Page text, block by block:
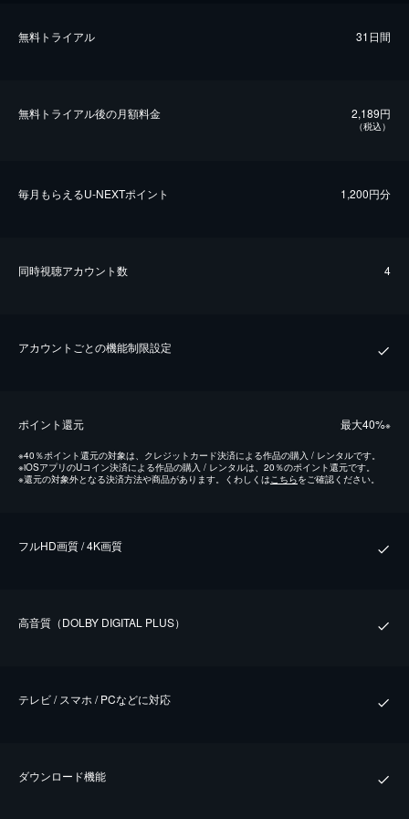
無料トライアル 31日間
無料トライアル後の⽉額料金 2,189円
（税込）
毎⽉もらえるU-NEXTポイント 1,200円分
同時視聴アカウント数 4
アカウントごとの機能制限設定
ポイント還元 最⼤40%※
※40％ポイント還元の対象は、クレジットカード決済による作品の購入 / レンタルです。
※iOSアプリのUコイン決済による作品の購入 / レンタルは、20％のポイント還元です。
※還元の対象外となる決済方法や商品があります。くわしくは こちらをご確認ください。
フルHD画質 / 4K画質
⾼⾳質（DOLBY DIGITAL PLUS）
テレビ / スマホ / PCなどに対応
ダウンロード機能